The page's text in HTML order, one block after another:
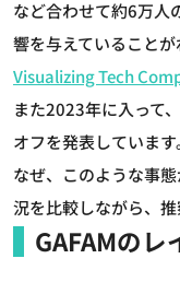
など合わせて約6万人
響を与えていることが
Visualizing Tech
また2023年に入って
オフを発表しています
なぜ、このような事
況を比較しながら、推
GAFAMのレ